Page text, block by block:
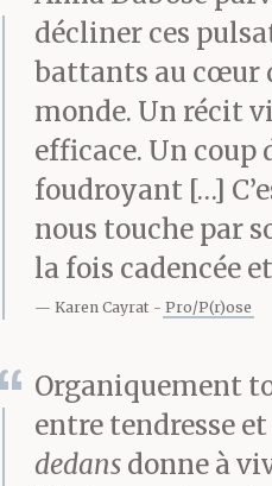
– Je sais pas.
Peut-être un
On s’arrête
relais, à
de la ville.
auto, tête en
bouche
décliner ces
battants au cœur
monde. Un récit
efficace. Un coup
foudroyant […]
nous touche par
la fois cadencée
Karen Cayrat Pro/P(r)ose
Organiquement
entre tendresse
dedans donne à